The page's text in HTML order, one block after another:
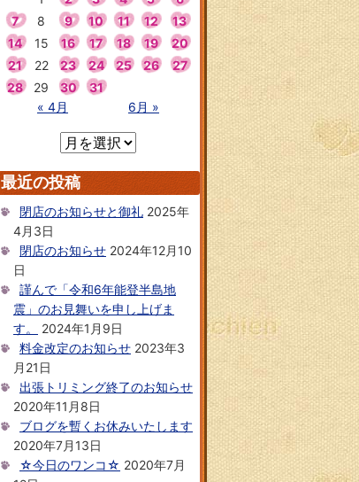
7
8 9 10 11 12
13
14
15 16 17 18 19
20
21
22 23 24 25 26
27
28
29 30
31
« 4月
6月 »
最近の投稿
閉店のお知らせと御礼 2025年
4月3日
閉店のお知らせ 2024年12月10
日
謹んで「令和6年能登半島地
震」のお見舞いを申し上げま
す。
2024年1月9日
料金改定のお知らせ 2023年3
月21日
出張トリミング終了のお知らせ
2020年11月8日
ブログを暫くお休みいたします
2020年7月13日
☆今日のワンコ☆ 2020年7月